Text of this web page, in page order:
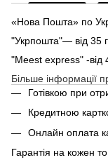
«Нова Пошта» по
"Укрпошта"— від 35
"Meest express" -від
Більше інформації
Готівкою при
Кредитною
Онлайн оплата
Гарантія на кожен